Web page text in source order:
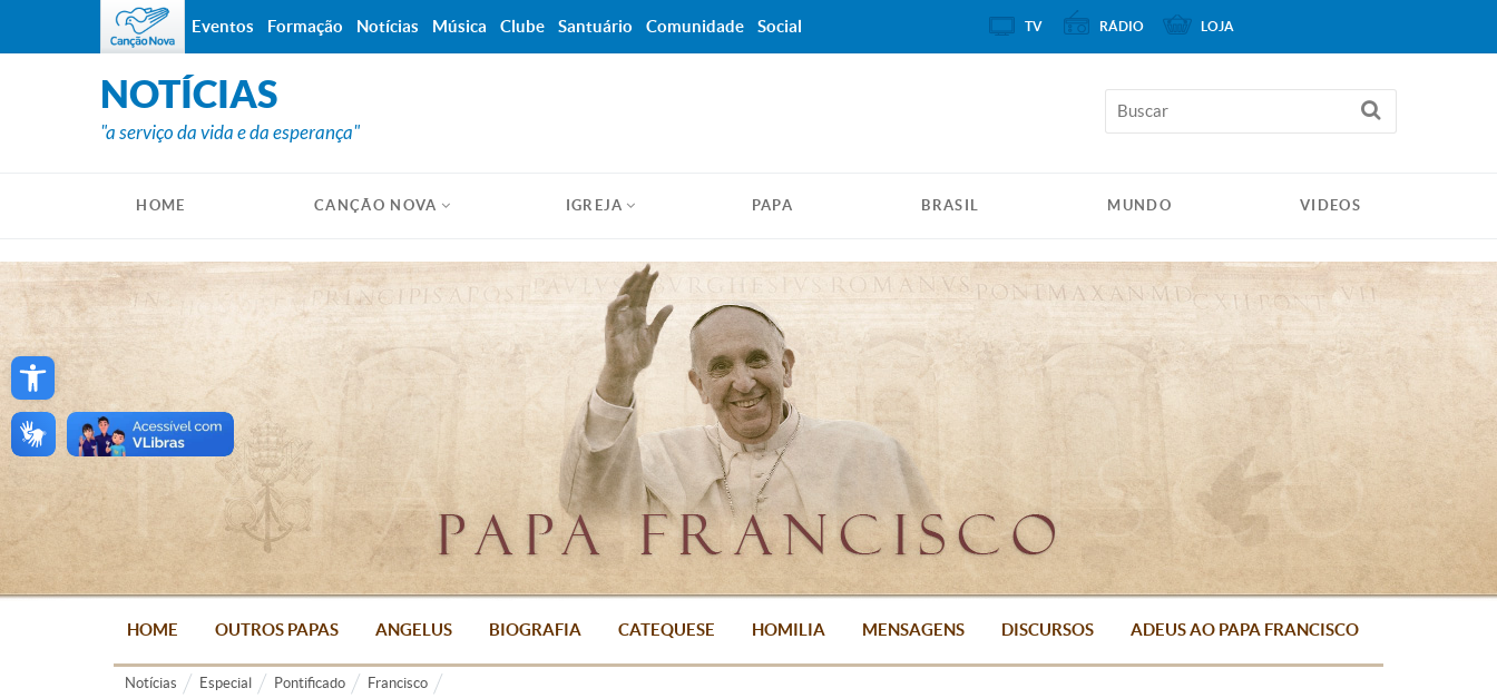
Open toolbar
NOTÍCIAS
"a serviço da vida e da esperança"
HOME CANÇÃO NOVA IGREJA PAPA BRASIL MUNDO VIDEOS
HOME OUTROS PAPAS ANGELUS BIOGRAFIA CATEQUESE HOMILIA MENSAGENS DISCURSOS ADEUS AO PAPA FRANCISCO
Notícias Especial Pontificado Francisco
Eventos Formação Notícias Música Clube Santuário Comunidade Social TV RÁDIO LOJA